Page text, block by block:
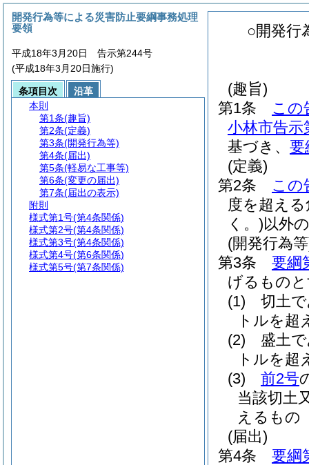
○開発行
(趣旨)
第1条
この
小林市告示
基づき、 要
(定義)
第2条
この
度を超え
く。)以外
(開発行為
第3条
要綱
げるもの
(1)
切土
トルを
(2)
盛土
トルを
(3)
前2号
当該切土
えるもの
(届出)
第4条
要綱
開発行為等による災害防止要綱事務処理
要領
平成18年3月20日 告示第244号
(平成18年3月20日施行)
条項目次
沿革
本則
第1条(趣旨)
第2条(定義)
第3条(開発行為等)
第4条(届出)
第5条(軽易な工事等)
第6条(変更の届出)
第7条(届出の表示)
附則
様式第1号(第4条関係)
様式第2号(第4条関係)
様式第3号(第4条関係)
様式第4号(第6条関係)
様式第5号(第7条関係)